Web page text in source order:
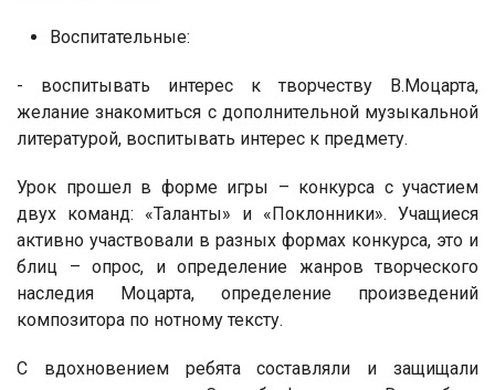
Воспитательные:
- воспитывать интерес к творчеству В.Моцарта,
желание знакомиться с дополнительной музыкальной
литературой, воспитывать интерес к предмету.
Урок прошел в форме игры – конкурса с участием
двух команд: «Таланты» и «Поклонники». Учащиеся
активно участвовали в разных формах конкурса, это и
блиц – опрос, и определение жанров творческого
наследия Моцарта, определение произведений
композитора по нотному тексту.
С вдохновением ребята составляли и защищали